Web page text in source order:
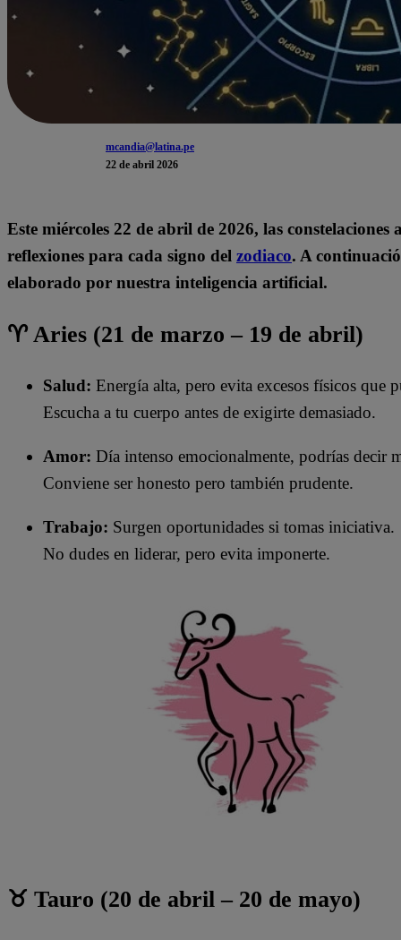
mcandia@latina.pe
22 de abril 2026
Este miércoles 22 de abril de 2026, las
reflexiones para cada signo del zodiaco. A
elaborado por nuestra inteligencia artificial.
♈ Aries (21 de marzo – 19 de abril)
Salud: Energía alta, pero evita excesos físicos que
Escucha a tu cuerpo antes de exigirte demasiado.
Amor: Día intenso emocionalmente, podrías decir
Conviene ser honesto pero también prudente.
Trabajo: Surgen oportunidades si tomas iniciativa.
No dudes en liderar, pero evita imponerte.
♉ Tauro (20 de abril – 20 de mayo)